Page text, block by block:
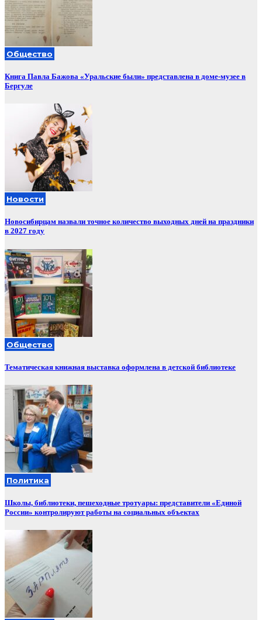
Общество
Книга Павла Бажова «Уральские были» представлена в доме-музее в
Бергуле
Новости
Новосибирцам назвали точное количество выходных дней на праздники
в 2027 году
Общество
Тематическая книжная выставка оформлена в детской библиотеке
Политика
Школы, библиотеки, пешеходные тротуары: представители «Единой
России» контролируют работы на социальных объектах